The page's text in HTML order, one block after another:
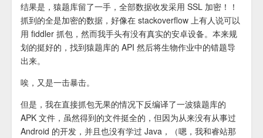
结果是，猿题库留了一手，全部数据收发采用 SSL 加密！！
抓到的全是加密的数据，好像在 stackoverflow 上有人说可以
用 fiddler 抓包，然而我手头有没有真实的安卓设备。本来规
划的挺好的，找到猿题库的 API 然后将生物作业中的错题导
出来。
唉，又是一击暴击。
但是， 我在直接抓包无果的情况下反编译了一波猿题库的
APK 文件，虽然得到的文件挺全的，但因为从来没有从事过
Android 的开发，并且也没有学过 Java，（嗯，我和睿站那